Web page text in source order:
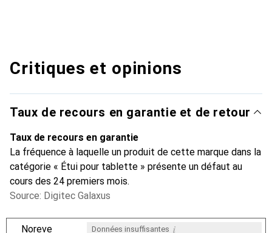
Critiques et opinions
Taux de recours en garantie et de retour
Taux de recours en garantie
La fréquence à laquelle un produit de cette marque dans la
catégorie « Étui pour tablette » présente un défaut au
cours des 24 premiers mois.
Source: Digitec Galaxus
Noreve Données insuffisantes i